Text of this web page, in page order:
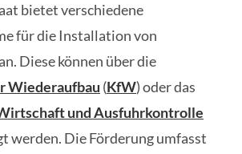
bietet verschiedene
für die Installation von
Diese können über die
Wiederaufbau (KfW) oder das
und Ausfuhrkontrolle
werden. Die Förderung umfasst